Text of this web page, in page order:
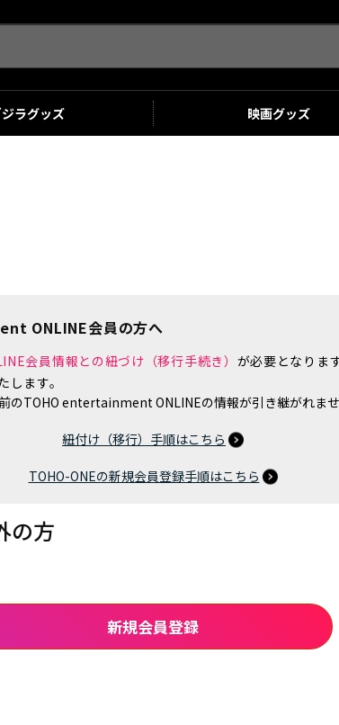
ラグッズ 映画グッズ
ONLINE会員の方へ
会員情報との紐づけ（移行手続き） が必要となります
ます。
TOHO entertainment ONLINEの情報が引き継がれませ
紐付け（移行）手順はこちら
TOHO-ONEの新規会員登録手順はこちら
の方